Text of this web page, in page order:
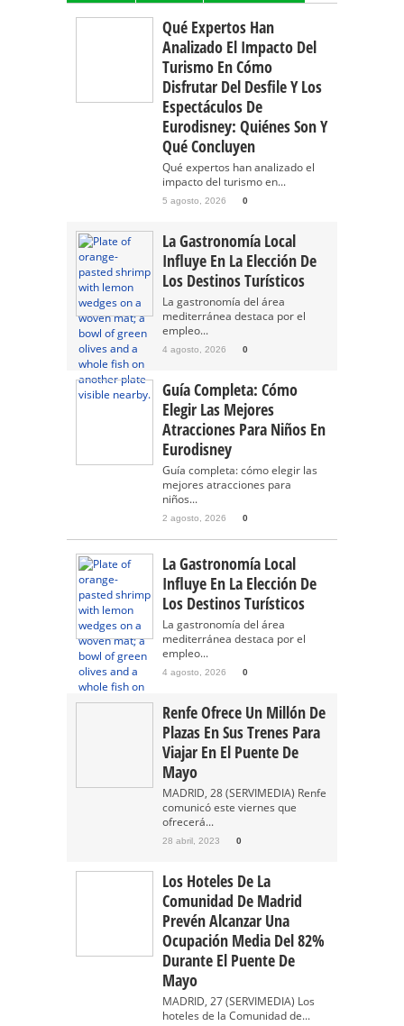
Qué Expertos Han
Analizado El Impacto Del
Turismo En Cómo
Disfrutar Del Desfile Y Los
Espectáculos De
Eurodisney: Quiénes Son Y
Qué Concluyen
Qué expertos han analizado el
impacto del turismo en...
5 agosto, 2026 0
La Gastronomía Local
Influye En La Elección De
Los Destinos Turísticos
La gastronomía del área
mediterránea destaca por el
empleo...
4 agosto, 2026 0
Guía Completa: Cómo
Elegir Las Mejores
Atracciones Para Niños En
Eurodisney
Guía completa: cómo elegir las
mejores atracciones para
niños...
2 agosto, 2026 0
La Gastronomía Local
Influye En La Elección De
Los Destinos Turísticos
La gastronomía del área
mediterránea destaca por el
empleo...
4 agosto, 2026 0
Renfe Ofrece Un Millón De
Plazas En Sus Trenes Para
Viajar En El Puente De
Mayo
MADRID, 28 (SERVIMEDIA) Renfe
comunicó este viernes que
ofrecerá...
28 abril, 2023 0
Los Hoteles De La
Comunidad De Madrid
Prevén Alcanzar Una
Ocupación Media Del 82%
Durante El Puente De
Mayo
MADRID, 27 (SERVIMEDIA) Los
hoteles de la Comunidad de...